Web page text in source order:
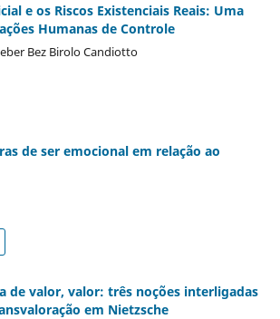
e os Riscos Existenciais Reais: Uma
Humanas de Controle
Bez Birolo Candiotto
de ser emocional em relação ao
de valor, valor: três noções interligadas
em Nietzsche